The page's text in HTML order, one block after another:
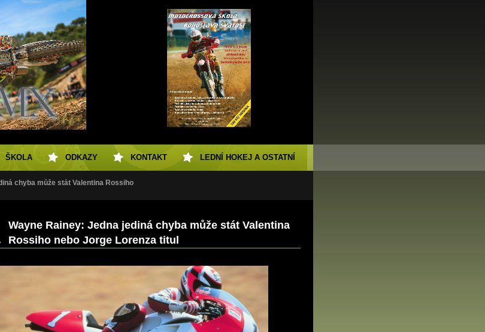
chyba může stát Valentina Rossiho
Wayne Rainey: Jedna jediná chyba může stát Valentina
Rossiho nebo Jorge Lorenza titul
ŠKOLA ODKAZY KONTAKT LEDNÍ HOKEJ A OSTATNÍ